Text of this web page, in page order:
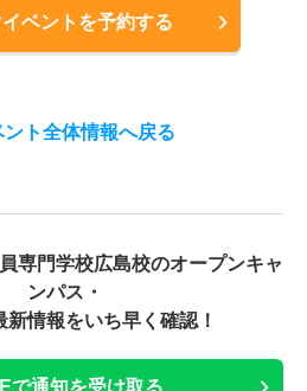
ベントを予約する
ント全体情報へ戻る
専門学校広島校のオープンキャ
ンパス・
新情報をいち早く確認！
で通知を受け取る